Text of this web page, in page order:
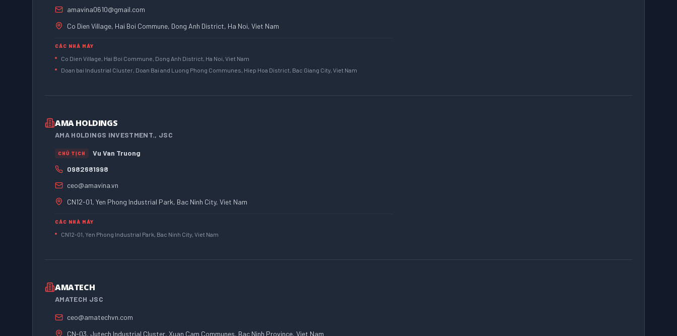
amavina0610@gmail.com
Co Dien Village, Hai Boi Commune, Dong Anh District, Ha Noi, Viet Nam
CÁC NHÀ MÁY
Co Dien Village, Hai Boi Commune, Dong Anh District, Ha Noi, Viet Nam
Doan bai Industrial Cluster, Doan Bai and Luong Phong Communes, Hiep Hoa District, Bac Giang City, Viet Nam
AMA HOLDINGS
AMA HOLDINGS INVESTMENT., JSC
CHỦ TỊCH
Vu Van Truong
0982681998
ceo@amavina.vn
CN12-01, Yen Phong Industrial Park, Bac Ninh City, Viet Nam
CÁC NHÀ MÁY
CN12-01, Yen Phong Industrial Park, Bac Ninh City, Viet Nam
AMATECH
AMATECH JSC
ceo@amatechvn.com
CN-03, Jutech Industrial Cluster, Xuan Cam Communes, Bac Ninh Province, Viet Nam